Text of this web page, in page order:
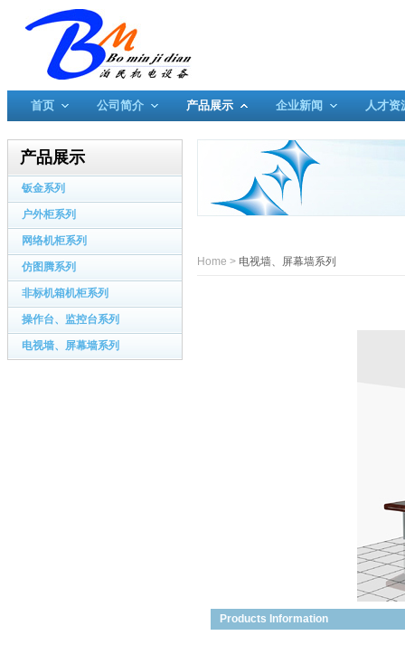
首页 公司简介 产品展示 企业新闻 人才资
产品展示
钣金系列
户外柜系列
网络机柜系列
仿图腾系列
非标机箱机柜系列
操作台、监控台系列
电视墙、屏幕墙系列
Home > 电视墙、屏幕墙系列
Products Information